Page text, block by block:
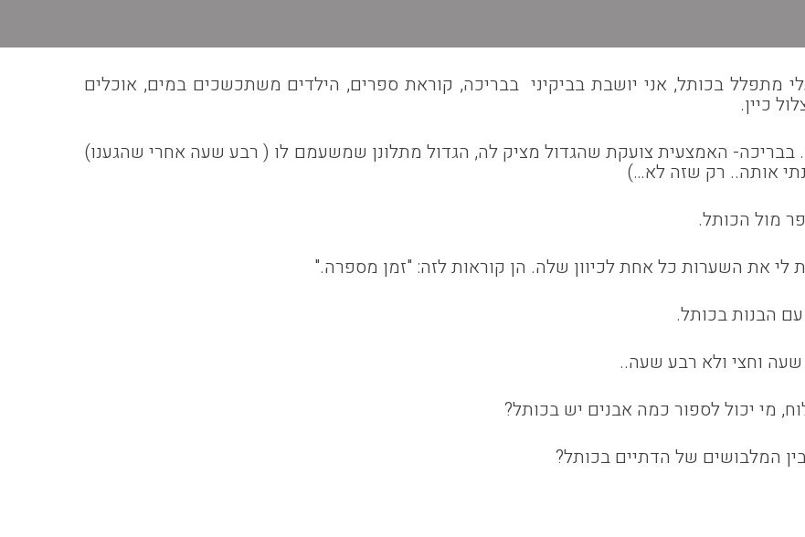
מתפלל בכותל, אני יושבת בביקיני בבריכה, קוראת ספרים, הילדים משתכשכים במים, אוכלים
כיין.
בבריכה- האמצעית צועקת שהגדול מציק לה, הגדול מתלונן שמשעמם לו ( רבע שעה אחרי שהגענו)
אותה.. רק שזה לא…)
מול הכותל.
לי את השערות כל אחת לכיוון שלה. הן קוראות לזה: "זמן מספרה."
הבנות בכותל.
וחצי ולא רבע שעה..
מי יכול לספור כמה אבנים יש בכותל?
המלבושים של הדתיים בכותל?